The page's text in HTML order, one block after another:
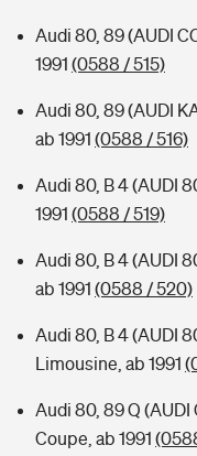
Audi 80, 89 (AUDI
1991 (0588 / 515)
Audi 80, 89 (AUDI
ab 1991 (0588 / 516)
Audi 80, B 4 (AUDI
1991 (0588 / 519)
Audi 80, B 4 (AUDI
ab 1991 (0588 / 520)
Audi 80, B 4 (AUDI
Limousine, ab 1991
Audi 80, 89 Q (AUDI
Coupe, ab 1991